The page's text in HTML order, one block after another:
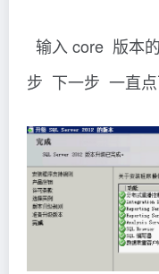
输入 core 版本
步 下一步 一直